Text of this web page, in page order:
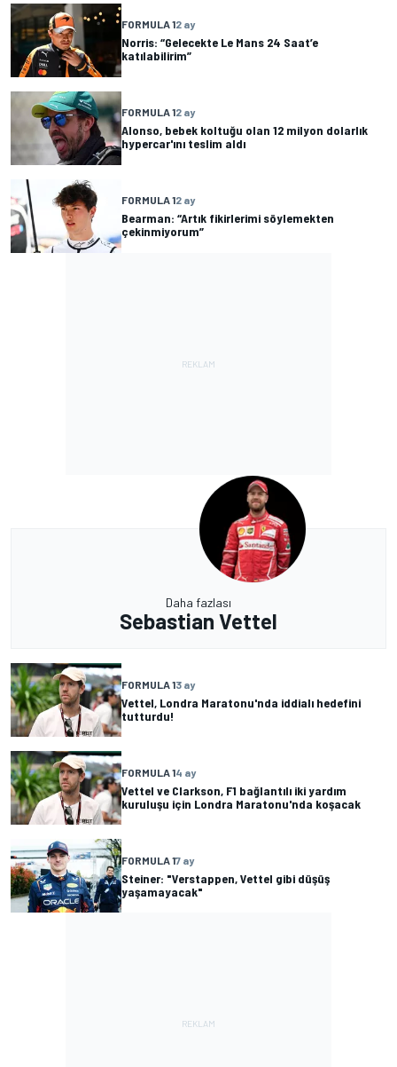
FORMULA 12 ay
Norris: “Gelecekte Le Mans 24 Saat’e
katılabilirim”
FORMULA 12 ay
Alonso, bebek koltuğu olan 12 milyon dolarlık
hypercar'ını teslim aldı
FORMULA 12 ay
Bearman: “Artık fikirlerimi söylemekten
çekinmiyorum”
Daha fazlası
Sebastian Vettel
FORMULA 13 ay
Vettel, Londra Maratonu'nda iddialı hedefini
tutturdu!
FORMULA 14 ay
Vettel ve Clarkson, F1 bağlantılı iki yardım
kuruluşu için Londra Maratonu'nda koşacak
FORMULA 17 ay
Steiner: "Verstappen, Vettel gibi düşüş
yaşamayacak"